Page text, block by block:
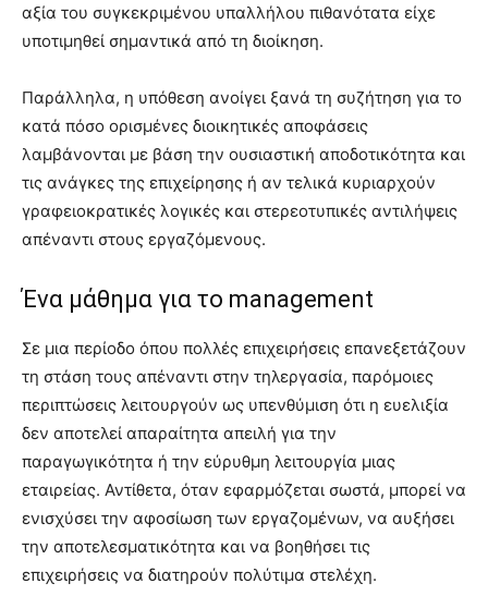
αξία του συγκεκριμένου υπαλλήλου πιθανότατα είχε
υποτιμηθεί σημαντικά από τη διοίκηση.
Παράλληλα, η υπόθεση ανοίγει ξανά τη συζήτηση για το
κατά πόσο ορισμένες διοικητικές αποφάσεις
λαμβάνονται με βάση την ουσιαστική αποδοτικότητα και
τις ανάγκες της επιχείρησης ή αν τελικά κυριαρχούν
γραφειοκρατικές λογικές και στερεοτυπικές αντιλήψεις
απέναντι στους εργαζόμενους.
Ένα μάθημα για το management
Σε μια περίοδο όπου πολλές επιχειρήσεις επανεξετάζουν
τη στάση τους απέναντι στην τηλεργασία, παρόμοιες
περιπτώσεις λειτουργούν ως υπενθύμιση ότι η ευελιξία
δεν αποτελεί απαραίτητα απειλή για την
παραγωγικότητα ή την εύρυθμη λειτουργία μιας
εταιρείας. Αντίθετα, όταν εφαρμόζεται σωστά, μπορεί να
ενισχύσει την αφοσίωση των εργαζομένων, να αυξήσει
την αποτελεσματικότητα και να βοηθήσει τις
επιχειρήσεις να διατηρούν πολύτιμα στελέχη.